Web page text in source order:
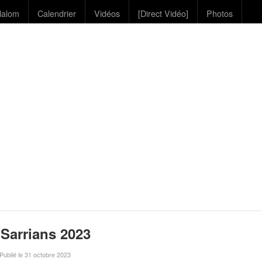
Calendrier Vidéos [Direct Vidéo] Photos
2023
le 31 octobre 2023